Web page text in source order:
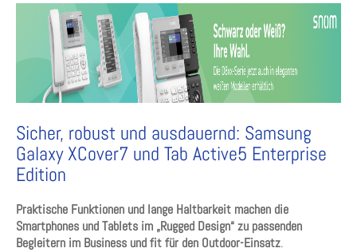
Sicher, robust und ausdauernd: Samsung
Galaxy XCover7 und Tab Active5 Enterprise
Edition
Praktische Funktionen und lange Haltbarkeit machen die
Smartphones und Tablets im „Rugged Design“ zu passenden
Begleitern im Business und fit für den Outdoor-Einsatz.